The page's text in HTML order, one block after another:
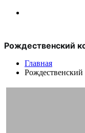
Рождественский
Главная